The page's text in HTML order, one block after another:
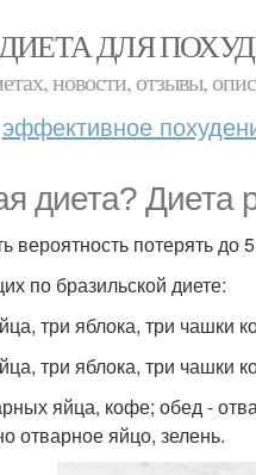
ДЛЯ
новости, отзывы,
эффективное
диета? Диета
вероятность потерять до
по бразильской диете:
три яблока, три чашки
три яблока, три чашки
яйца, кофе; обед -
отварное яйцо, зелень.